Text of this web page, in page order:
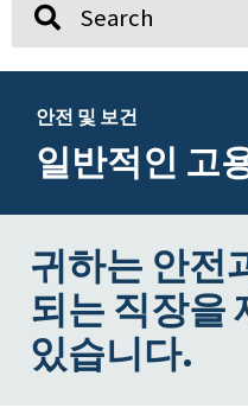
안전 및 보건
일반적인 고
귀하는 안전
되는 직장을
있습니다.